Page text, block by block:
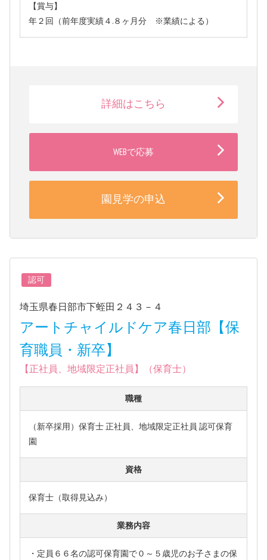
【賞与】
年２回（前年度実績４.８ヶ月分 ※業績による）
詳細はこちら
WEBで応募
園見学の申込
認可
埼玉県春日部市下蛭田２４３－４
アートチャイルドケア春日部【保
育職員・新卒】
【正社員、地域限定正社員】（保育士）
職種
（新卒採用）保育士 正社員、地域限定正社員 認可保育
園
資格
保育士（取得見込み）
業務内容
・定員６６名の認可保育園で０～５歳児のお子さまの保